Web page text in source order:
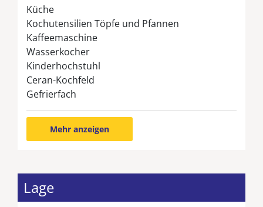
das Auto auf dem zum Haus gehörenden
Parkplatz am Anfang der Straße abstellt werden.
Küche
Kochutensilien Töpfe und Pfannen
Kaffeemaschine
Wasserkocher
Kinderhochstuhl
Ceran-Kochfeld
Gefrierfach
Mehr anzeigen
Lage